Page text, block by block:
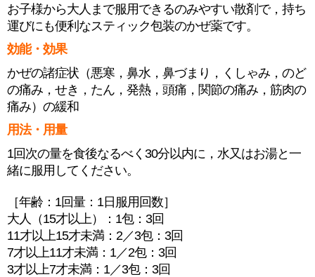
お子様から大人まで服用できるのみやすい散剤で，持ち
運びにも便利なスティック包装のかぜ薬です。
効能・効果
かぜの諸症状（悪寒，鼻水，鼻づまり，くしゃみ，のど
の痛み，せき，たん，発熱，頭痛，関節の痛み，筋肉の
痛み）の緩和
用法・用量
1回次の量を食後なるべく30分以内に，水又はお湯と一
緒に服用してください。
［年齢：1回量：1日服用回数］
大人（15才以上）：1包：3回
11才以上15才未満：2／3包：3回
7才以上11才未満：1／2包：3回
3才以上7才未満：1／3包：3回